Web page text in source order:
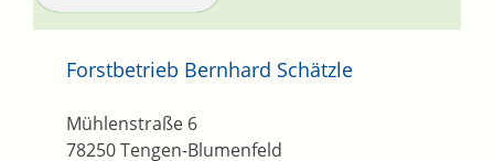
Forstbetrieb Bernhard Schätzle
Mühlenstraße 6
78250Tengen-Blumenfeld